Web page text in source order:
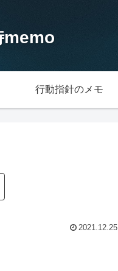
memo
行動指針のメモ
2021.12.25